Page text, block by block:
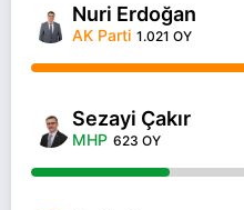
Nuri Erdoğan
AK Parti 1.021 OY
Sezayi Çakır
MHP 623 OY